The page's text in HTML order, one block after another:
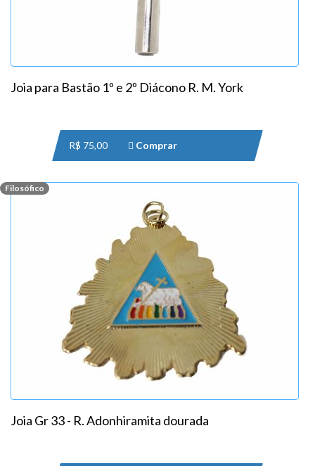
Joia para Bastão 1º e 2º Diácono R. M. York
R$ 75,00 Comprar
Filosófico
Joia Gr 33 - R. Adonhiramita dourada